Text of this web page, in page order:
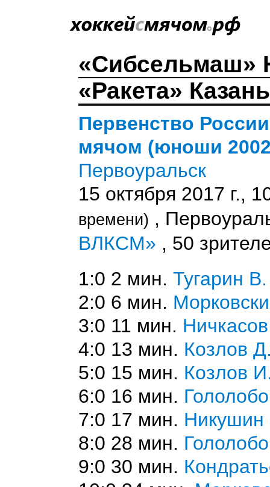
«Сибсельмаш»
«Ракета»
Первенство
мячом (юноши
Первоуральск
15 октября 2017 г.,
времени) ,
ВЛКСМ» , 50
1:0 2 мин. Тугарин В.
2:0 6 мин.
3:0 11 мин. Ничкасов
4:0 13 мин. Козлов
5:0 15 мин. Козлов
6:0 16 мин.
7:0 17 мин. Никушин
8:0 28 мин.
9:0 30 мин.